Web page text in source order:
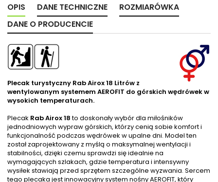
OPIS DANE TECHNICZNE
ROZMIARÓWKA
DANE O PRODUCENCIE
Plecak turystyczny Rab Airox 18 Litrów z
wentylowanym systemem AEROFIT do górskich wędrówek w
wysokich temperaturach.
Plecak Rab Airox 18to doskonały wybór dla miłośników
jednodniowych wypraw górskich, którzy cenią sobie komfort i
funkcjonalność podczas wędrówek w upalne dni. Model ten
został zaprojektowany z myślą o maksymalnej wentylacji i
stabilności, dzięki czemu sprawdzi się idealnie na
wymagających szlakach, gdzie temperatura i intensywny
wysiłek stawiają przed sprzętem szczególne wyzwania. Sercem
tego plecaka jest innowacyjny system nośny AEROFIT, który